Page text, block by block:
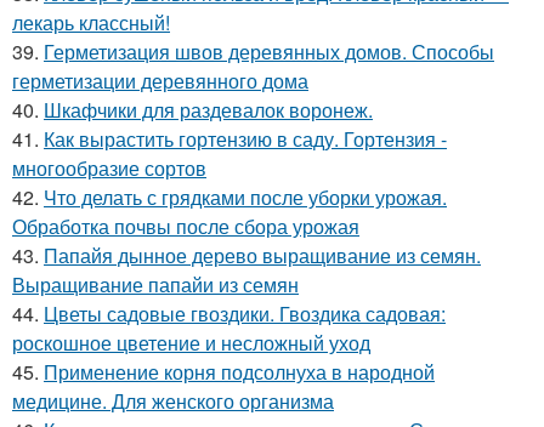
лекарь классный!
39. Герметизация швов деревянных домов. Способы
герметизации деревянного дома
40. Шкафчики для раздевалок воронеж.
41. Как вырастить гортензию в саду. Гортензия -
многообразие сортов
42. Что делать с грядками после уборки урожая.
Обработка почвы после сбора урожая
43. Папайя дынное дерево выращивание из семян.
Выращивание папайи из семян
44. Цветы садовые гвоздики. Гвоздика садовая:
роскошное цветение и несложный уход
45. Применение корня подсолнуха в народной
медицине. Для женского организма